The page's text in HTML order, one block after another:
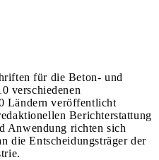
für die Beton- und
verschiedenen
Ländern veröffentlicht
Berichterstattung
Anwendung richten sich
die Entscheidungsträger der